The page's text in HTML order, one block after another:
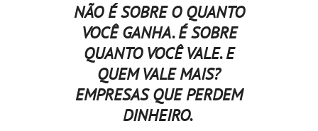
NÃO É SOBRE O QUANTO
VOCÊ GANHA. É SOBRE
QUANTO VOCÊ VALE. E
QUEM VALE MAIS?
EMPRESAS QUE PERDEM
DINHEIRO.